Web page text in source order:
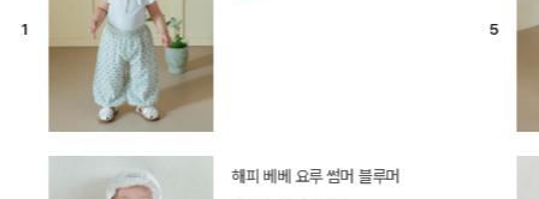
듀이 아기 바지